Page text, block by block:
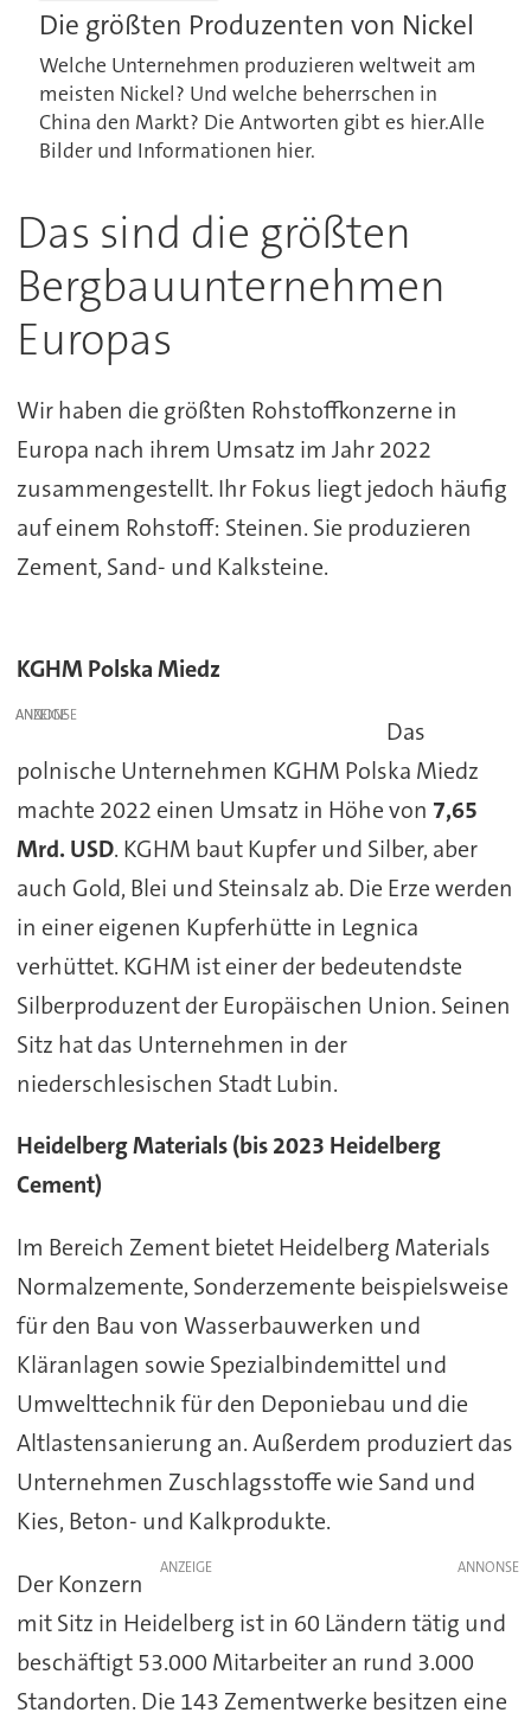
Die größten Produzenten von Nickel
Welche Unternehmen produzieren weltweit am
meisten Nickel? Und welche beherrschen in
China den Markt? Die Antworten gibt es hier.Alle
Bilder und Informationen hier.
Das sind die größten
Bergbauunternehmen
Europas
Wir haben die größten Rohstoffkonzerne in
Europa nach ihrem Umsatz im Jahr 2022
zusammengestellt. Ihr Fokus liegt jedoch häufig
auf einem Rohstoff: Steinen. Sie produzieren
Zement, Sand- und Kalksteine.
KGHM Polska Miedz
ANZEIGE
Das
polnische Unternehmen KGHM Polska Miedz
machte 2022 einen Umsatz in Höhe von 7,65
Mrd. USD. KGHM baut Kupfer und Silber, aber
auch Gold, Blei und Steinsalz ab. Die Erze werden
in einer eigenen Kupferhütte in Legnica
verhüttet. KGHM ist einer der bedeutendste
Silberproduzent der Europäischen Union. Seinen
Sitz hat das Unternehmen in der
niederschlesischen Stadt Lubin.
Heidelberg Materials (bis 2023 Heidelberg
Cement)
Im Bereich Zement bietet Heidelberg Materials
Normalzemente, Sonderzemente beispielsweise
für den Bau von Wasserbauwerken und
Kläranlagen sowie Spezialbindemittel und
Umwelttechnik für den Deponiebau und die
Altlastensanierung an. Außerdem produziert das
Unternehmen Zuschlagsstoffe wie Sand und
Kies, Beton- und Kalkprodukte.
ANZEIGE
Der Konzern
mit Sitz in Heidelberg ist in 60 Ländern tätig und
beschäftigt 53.000 Mitarbeiter an rund 3.000
Standorten. Die 143 Zementwerke besitzen eine